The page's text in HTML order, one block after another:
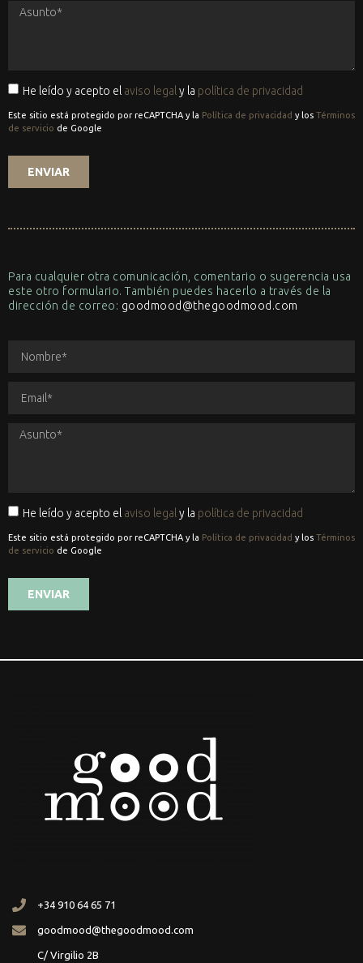
He leído y acepto el aviso legal y la política de privacidad
Este sitio está protegido por reCAPTCHA y la Política de privacidad y los Términos
de servicio de Google
ENVIAR
Para cualquier otra comunicación, comentario o sugerencia usa
este otro formulario. También puedes hacerlo a través de la
dirección de correo: goodmood@thegoodmood.com
He leído y acepto el aviso legal y la política de privacidad
Este sitio está protegido por reCAPTCHA y la Política de privacidad y los Términos
de servicio de Google
ENVIAR
+34 910 64 65 71
goodmood@thegoodmood.com
C/ Virgilio 2B